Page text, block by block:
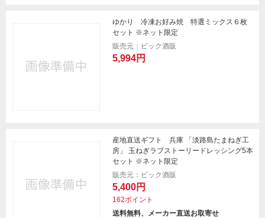
ゆかり 冷凍お好み焼 特選ミックス６枚
セット ※ネット限定
販売元：ビック酒販
5,994円
産地直送ギフト 兵庫 「淡路島たまねぎ工
房」 玉ねぎラブストーリードレッシング5本
セット ※ネット限定
販売元：ビック酒販
5,400円
162ポイント
送料無料、メーカー直送お取寄せ